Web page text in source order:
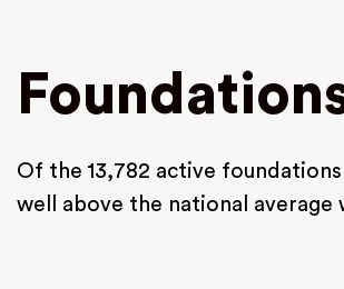
Of the 13,782 active
well above the national average